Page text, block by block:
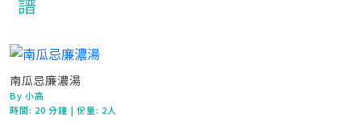
南瓜忌廉濃湯
By 小高
時間: 20 分鐘 | 份量: 2人